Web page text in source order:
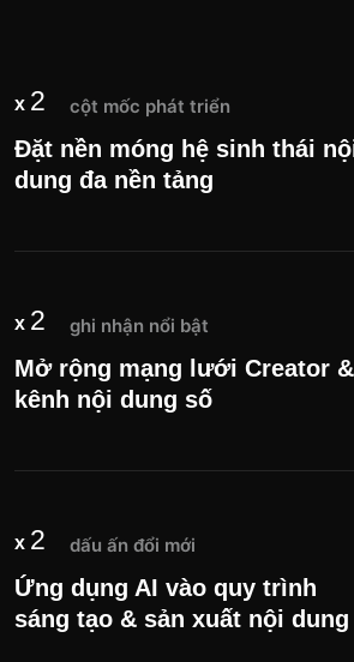
x 2 cột mốc phát triển
Đặt nền móng hệ sinh thái
dung đa nền tảng
x 2 ghi nhận nổi bật
Mở rộng mạng lưới Creator &
kênh nội dung số
x 2 dấu ấn đổi mới
Ứng dụng AI vào quy trình
sáng tạo & sản xuất nội dung